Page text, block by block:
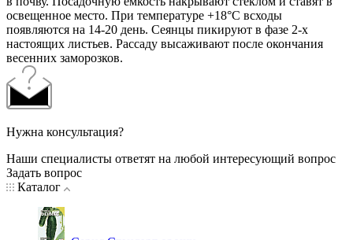
освещенное место. При температуре +18°C всходы
появляются на 14-20 день. Сеянцы пикируют в фазе 2-х
настоящих листьев. Рассаду высаживают после окончания
весенних заморозков.
Нужна консультация?
Наши специалисты ответят на любой интересующий вопрос
Задать вопрос
Каталог